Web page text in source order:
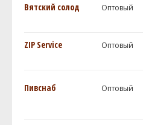
Вятский солод Оптовый
ZIP Service Оптовый
Пивснаб Оптовый